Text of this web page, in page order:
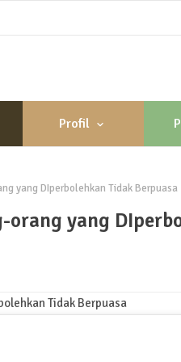
Profil
yang DIperbolehkan Tidak Berpuasa
yang
Tidak Berpuasa